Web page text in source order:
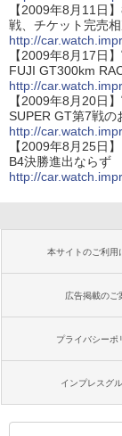
【2009年8月11日
戦、チケット完売
http://
【2009年8月17日
FUJI GT300km
http://
【2009年8月20日
SUPER GT第7戦の
http://
【2009年8月25日
B4決勝進出ならず
http://
本サイトのご利用
広告掲載のご
プライバシーポ
インプレスグ